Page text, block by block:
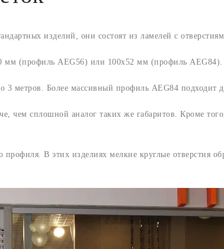
изделий, они состоят из ламелей с
мм (профиль AEG56) или 100х52 мм (профиль AEG84).
метров. Более массивный профиль AEG84 подходит
чем сплошной аналог таких же габаритов. Кроме
В этих изделиях мелкие круглые отверстия